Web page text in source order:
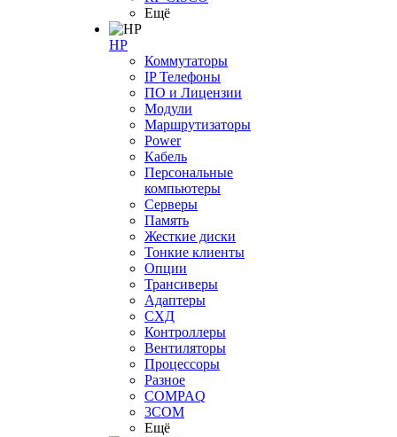
Ещё
HP
Коммутаторы
IP Телефоны
ПО и Лицензии
Модули
Маршрутизаторы
Power
Кабель
Персональные
компьютеры
Серверы
Память
Жесткие диски
Тонкие клиенты
Опции
Трансиверы
Адаптеры
СХД
Контроллеры
Вентиляторы
Процессоры
Разное
COMPAQ
3COM
Ещё